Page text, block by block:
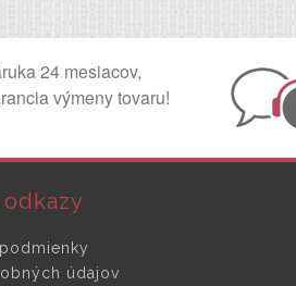
24 mesiacov,
výmeny tovaru!
údajov